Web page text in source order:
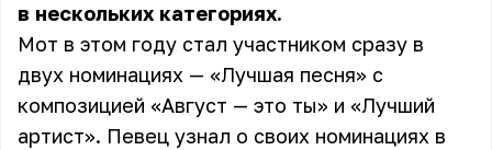
в нескольких категориях.
Мот в этом году стал участником сразу в
двух номинациях — «Лучшая песня» с
композицией «Август — это ты» и «Лучший
артист». Певец узнал о своих номинациях в